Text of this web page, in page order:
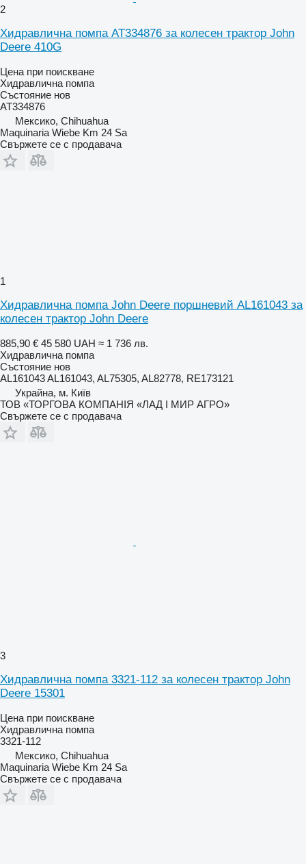
2
Хидравлична помпа AT334876 за колесен трактор John
Deere 410G
Цена при поискване
Хидравлична помпа
Състояние нов
AT334876
Мексико, Chihuahua
Maquinaria Wiebe Km 24 Sa
Свържете се с продавача
1
Хидравлична помпа John Deere поршневий AL161043 за
колесен трактор John Deere
885,90 € 45 580 UAH ≈ 1 736 лв.
Хидравлична помпа
Състояние нов
AL161043 AL161043, AL75305, AL82778, RE173121
Украйна, м. Київ
ТОВ «ТОРГОВА КОМПАНІЯ «ЛАД І МИР АГРО»
Свържете се с продавача
3
Хидравлична помпа 3321-112 за колесен трактор John
Deere 15301
Цена при поискване
Хидравлична помпа
3321-112
Мексико, Chihuahua
Maquinaria Wiebe Km 24 Sa
Свържете се с продавача